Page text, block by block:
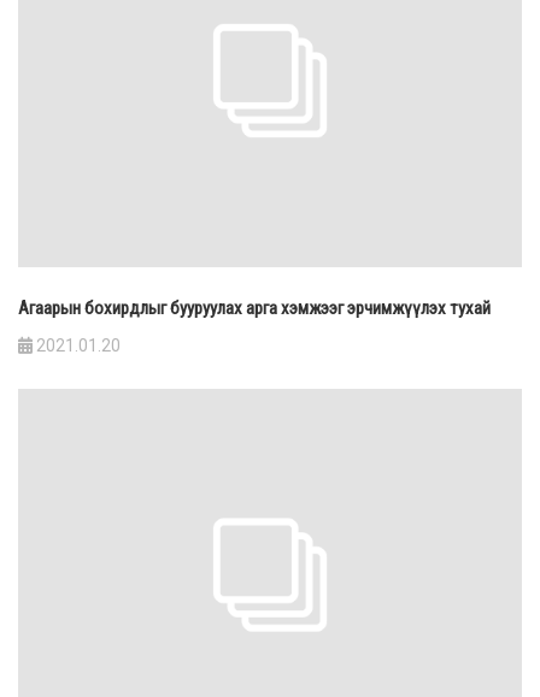
Агаарын бохирдлыг бууруулах арга хэмжээг эрчимжүүлэх тухай
2021.01.20